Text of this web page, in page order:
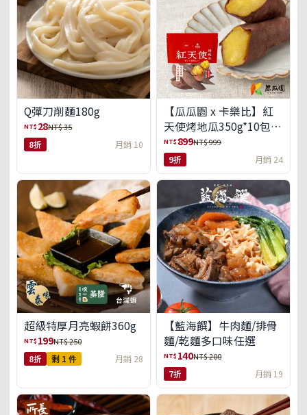
Q彈刀削麵180g
NT$ 28NT$ 35
8折 月銷 10
【瓜瓜園 x 卡樂比】紅
天使烤地瓜350g*10包
(免運組)
NT$ 899NT$ 999
9折 月銷 24
超級特厚月亮蝦餅360g
NT$ 199NT$ 250
8折 剩 1 件 月銷 28
【藍海饌】牛肉麵/排骨
麵/乾麵多口味任選
NT$ 140NT$ 200
7折 月銷 19